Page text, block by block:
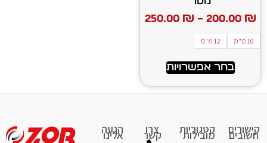
200.00 ₪
–
250.00 ₪
10 מ"מ 12 מ"מ
בחר אפשרויות
קישורים
חשובים קטגוריות
מובילות צרו
קשר הגעה
אלינו